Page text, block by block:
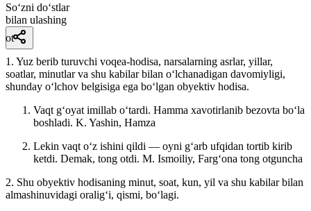
So‘zni do‘stlar
bilan ulashing
ot
1. Yuz berib turuvchi voqea-hodisa, narsalarning asrlar, yillar,
soatlar, minutlar va shu kabilar bilan oʻlchanadigan davomiyligi,
shunday oʻlchov belgisiga ega boʻlgan obyektiv hodisa.
Vaqt gʻoyat imillab oʻtardi. Hamma xavotirlanib bezovta boʻla
boshladi. K. Yashin, Hamza
Lekin vaqt oʻz ishini qildi — oyni gʻarb ufqidan tortib kirib
ketdi. Demak, tong otdi. M. Ismoiliy, Fargʻona tong otguncha
2. Shu obyektiv hodisaning minut, soat, kun, yil va shu kabilar bilan
almashinuvidagi oraligʻi, qismi, boʻlagi.